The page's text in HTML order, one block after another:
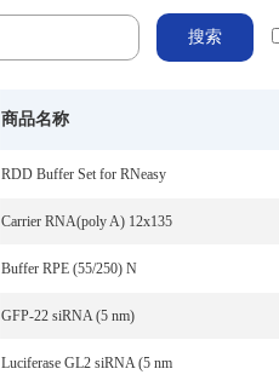
商品名称
RDD Buffer Set for RNeasy
Carrier RNA(poly A) 12x135
Buffer RPE (55/250) N
GFP-22 siRNA (5 nm)
Luciferase GL2 siRNA (5 nm